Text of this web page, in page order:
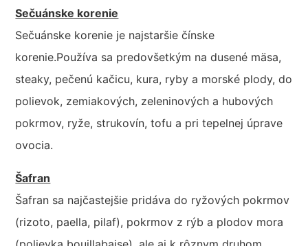
Sečuánske korenie
Sečuánske korenie je najstaršie čínske
korenie.Používa sa predovšetkým na dusené mäsa,
steaky, pečenú kačicu, kura, ryby a morské plody, do
polievok, zemiakových, zeleninových a hubových
pokrmov, ryže, strukovín, tofu a pri tepelnej úprave
ovocia.
Šafran
Šafran sa najčastejšie pridáva do ryžových pokrmov
(rizoto, paella, pilaf), pokrmov z rýb a plodov mora